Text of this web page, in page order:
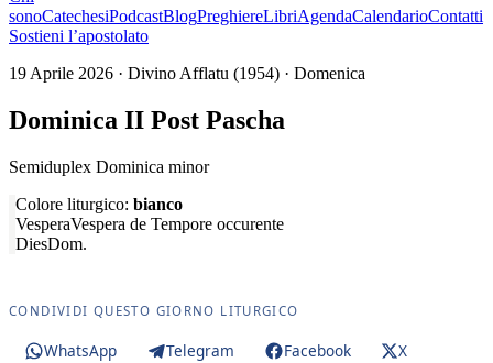
sonoCatechesiPodcastBlogPreghiereLibriAgendaCalendarioContatti
Sostieni l’apostolato
19 Aprile 2026 · Divino Afflatu (1954) · Domenica
Dominica II Post Pascha
Semiduplex Dominica minor
Colore liturgico: bianco
VesperaVespera de Tempore occurente
DiesDom.
CONDIVIDI QUESTO GIORNO LITURGICO
WhatsApp Telegram Facebook
X